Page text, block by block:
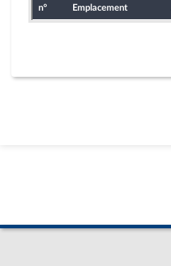
n° Emplacement